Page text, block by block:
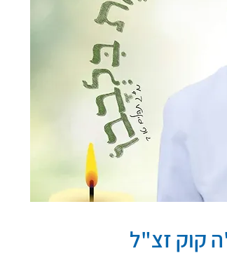
קוק זצ"ל